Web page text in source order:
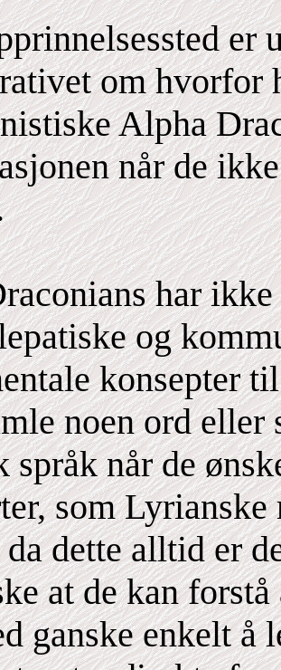
er
om hvorfor
Alpha
når de
har ikke
og
konsepter
noen ord eller
språk når de
som
dette alltid er
at de kan
ganske enkelt å